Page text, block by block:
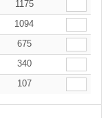
1175
1094
675
340
107